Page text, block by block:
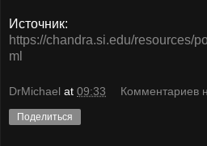
Источник:
https://chandra.si.edu/resources/
ml
DrMichael at 09:33 Комментариев
Поделиться